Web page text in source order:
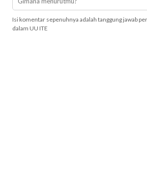
Isi komentar sepenuhnya adalah tanggung jawab
dalam UU ITE